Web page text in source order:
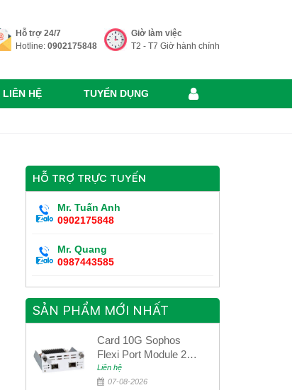
Hỗ trợ 24/7
Hotline: 0902175848
Giờ làm việc
T2 - T7 Giờ hành chính
LIÊN HỆ TUYỂN DỤNG
HỖ TRỢ TRỰC TUYẾN
Mr. Tuấn Anh
0902175848
Mr. Quang
0987443585
SẢN PHẨM MỚI NHẤT
Card 10G Sophos
Flexi Port Module 2
port 10GbE SFP+
SGMOD2F2PUR
Liên hệ
07-08-2026